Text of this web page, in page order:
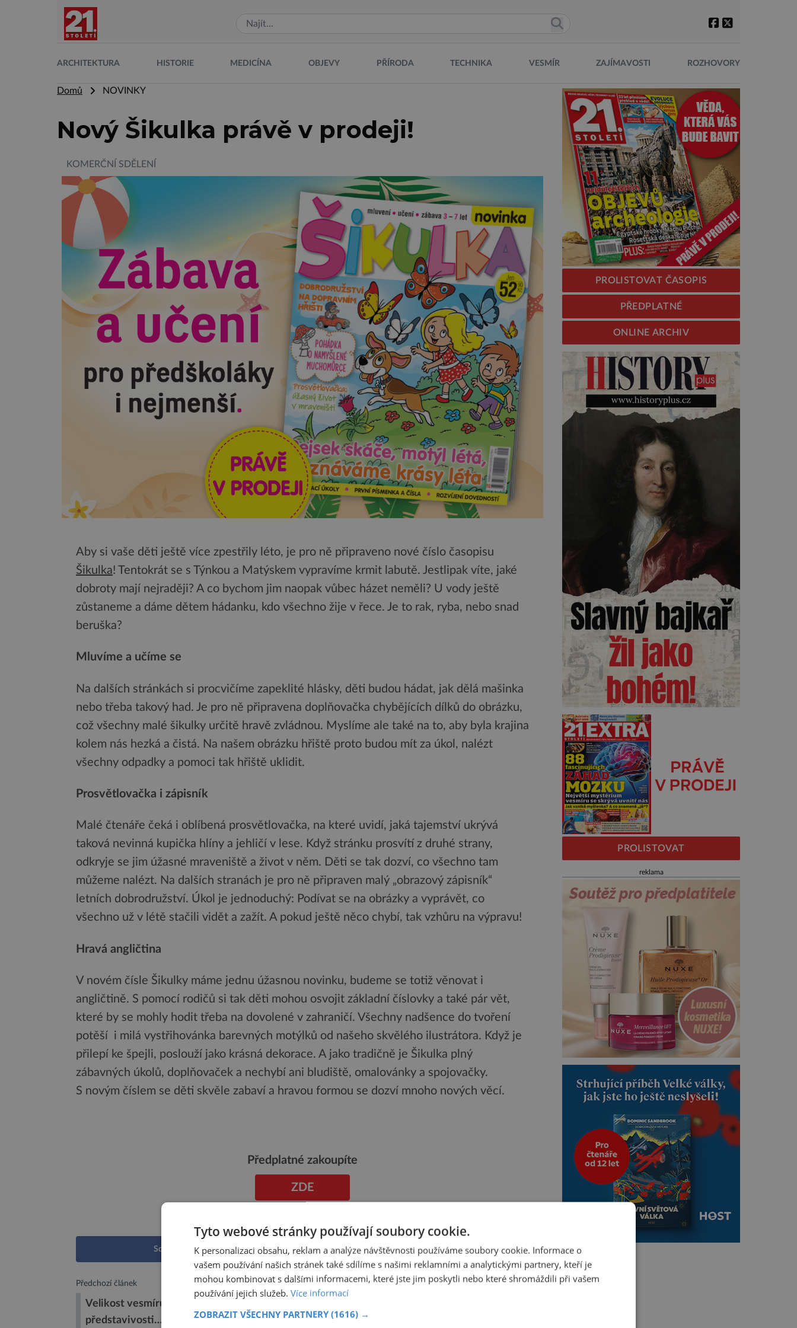
ARCHITEKTURA HISTORIE MEDICÍNA OBJEVY PŘÍRODA TECHNIKA VESMÍR ZAJÍMAVOSTI ROZHOVORY
Domů NOVINKY
Nový Šikulka právě v prodeji!
KOMERČNÍ SDĚLENÍ
Aby si vaše děti ještě více zpestřily léto, je pro ně připraveno nové číslo časopisu
Šikulka! Tentokrát se s Týnkou a Matýskem vypravíme krmit labutě. Jestlipak víte, jaké
dobroty mají nejraději? A co bychom jim naopak vůbec házet neměli? U vody ještě
zůstaneme a dáme dětem hádanku, kdo všechno žije v řece. Je to rak, ryba, nebo snad
beruška?
Mluvíme a učíme se
Na dalších stránkách si procvičíme zapeklité hlásky, děti budou hádat, jak dělá mašinka
nebo třeba takový had. Je pro ně připravena doplňovačka chybějících dílků do obrázku,
což všechny malé šikulky určitě hravě zvládnou. Myslíme ale také na to, aby byla krajina
kolem nás hezká a čistá. Na našem obrázku hřiště proto budou mít za úkol, nalézt
všechny odpadky a pomoci tak hřiště uklidit.
Prosvětlovačka i zápisník
Malé čtenáře čeká i oblíbená prosvětlovačka, na které uvidí, jaká tajemství ukrývá
taková nevinná kupička hlíny a jehličí v lese. Když stránku prosvítí z druhé strany,
odkryje se jim úžasné mraveniště a život v něm. Děti se tak dozví, co všechno tam
můžeme nalézt. Na dalších stranách je pro ně připraven malý „obrazový zápisník“
letních dobrodružství. Úkol je jednoduchý: Podívat se na obrázky a vyprávět, co
všechno už v létě stačili vidět a zažít. A pokud ještě něco chybí, tak vzhůru na výpravu!
Hravá angličtina
V novém čísle Šikulky máme jednu úžasnou novinku, budeme se totiž věnovat i
angličtině. S pomocí rodičů si tak děti mohou osvojit základní číslovky a také pár vět,
které by se mohly hodit třeba na dovolené v zahraničí. Všechny nadšence do tvoření
potěší i milá vystřihovánka barevných motýlků od našeho skvělého ilustrátora. Když je
přilepí ke špejli, poslouží jako krásná dekorace. A jako tradičně je Šikulka plný
zábavných úkolů, doplňovaček a nechybí ani bludiště, omalovánky a spojovačky.
S novým číslem se děti skvěle zabaví a hravou formou se dozví mnoho nových věcí.
Předplatné zakoupíte
ZDE
Sdílet na Facebooku Sdílet na X
Předchozí článek
Velikost vesmíru? Vymyká se lidské
představivosti…
Další článek
teplotám
PROLISTOVAT ČASOPIS
PŘEDPLATNÉ
ONLINE ARCHIV
PROLISTOVAT
reklama
Tyto webové stránky používají soubory cookie.
K personalizaci obsahu, reklam a analýze návštěvnosti používáme soubory cookie. Informace o
vašem používání našich stránek také sdílíme s našimi reklamními a analytickými partnery, kteří je
mohou kombinovat s dalšími informacemi, které jste jim poskytli nebo které shromáždili při vašem
používání jejich služeb. Více informací
ZOBRAZIT VŠECHNY PARTNERY (1616) →